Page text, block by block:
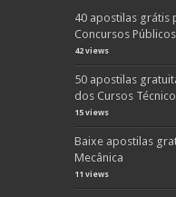
40 apostilas grátis
Concursos Públicos
42 views
50 apostilas
dos Cursos
15 views
Baixe apostilas
Mecânica
11 views